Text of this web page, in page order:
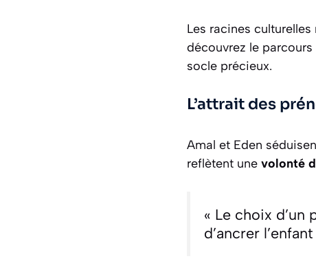
Les racines
découvrez le parcours
socle précieux.
L’attrait des
Amal et Eden
reflètent une volonté
« Le choix d’un
d’ancrer